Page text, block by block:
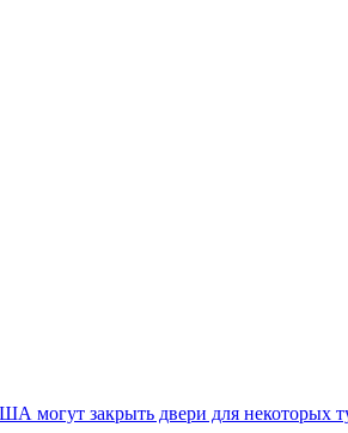
могут закрыть двери для некоторых